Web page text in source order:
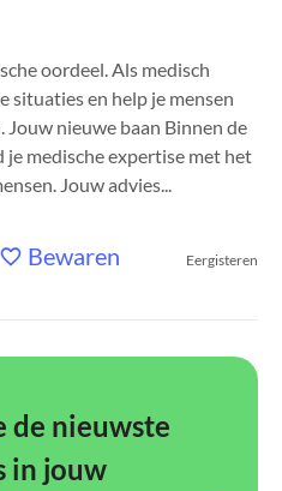
oordeel. Als medisch
situaties en help je mensen
nieuwe baan Binnen de
je medische expertise met het
Jouw advies...
Bewaren Eergisteren
de nieuwste
in jouw